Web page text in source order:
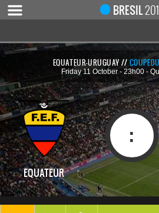
Notice : Undefined index: live
BRESIL
ACCUEIL
ACTUALITÉ
COUPE DU MONDE 2019
MONDIAL 2014
CALENDRIER / RÉSULTATS
QUARTS DE FINALE
DEMI-FINALES
CLASSEMENTS
EQUATEUR-URUGUAY //
Friday 11 October - 23h00 -
EQUATEUR
: